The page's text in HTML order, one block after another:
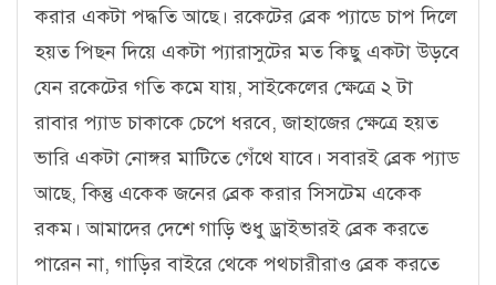
করার একটা পদ্ধতি আছে। রকেটের ব্রেক প্যাডে চাপ দিলে
হয়ত পিছন দিয়ে একটা প্যারাসুটের মত কিছু একটা উড়বে
যেন রকেটের গতি কমে যায়, সাইকেলের ক্ষেত্রে ২ টা
রাবার প্যাড চাকাকে চেপে ধরবে, জাহাজের ক্ষেত্রে হয়ত
ভারি একটা নোঙ্গর মাটিতে গেঁথে যাবে। সবারই ব্রেক প্যাড
আছে, কিন্তু একেক জনের ব্রেক করার সিসটেম একেক
রকম। আমাদের দেশে গাড়ি শুধু ড্রাইভারই ব্রেক করতে
পারেন না, গাড়ির বাইরে থেকে পথচারীরাও ব্রেক করতে